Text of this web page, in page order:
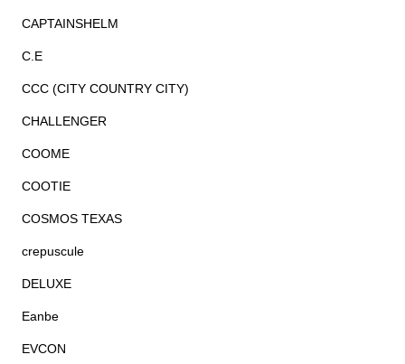
CAPTAINSHELM
C.E
CCC (CITY COUNTRY CITY)
CHALLENGER
COOME
COOTIE
COSMOS TEXAS
crepuscule
DELUXE
Eanbe
EVCON